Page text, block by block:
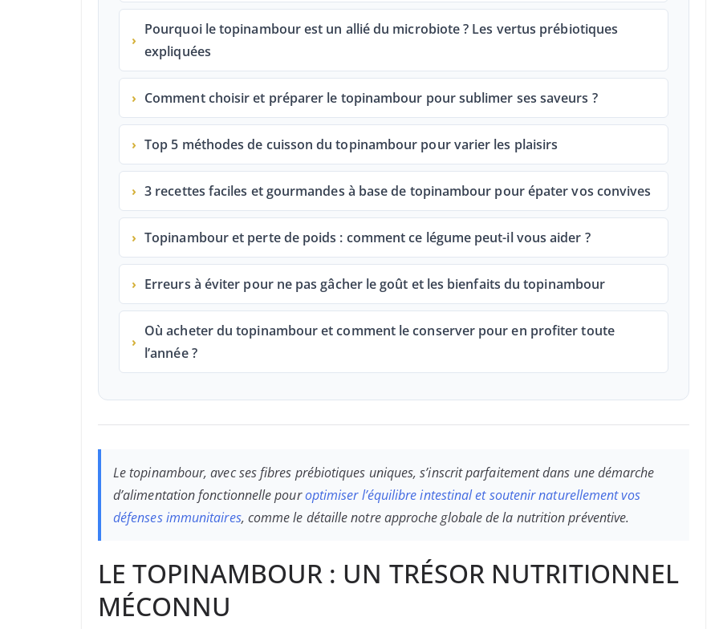
›
Pourquoi le topinambour est un allié du microbiote ? Les vertus prébiotiques
expliquées
› Comment choisir et préparer le topinambour pour sublimer ses saveurs ?
› Top 5 méthodes de cuisson du topinambour pour varier les plaisirs
› 3 recettes faciles et gourmandes à base de topinambour pour épater vos convives
› Topinambour et perte de poids : comment ce légume peut-il vous aider ?
› Erreurs à éviter pour ne pas gâcher le goût et les bienfaits du topinambour
›
Où acheter du topinambour et comment le conserver pour en profiter toute
l’année ?
Le topinambour, avec ses fibres prébiotiques uniques, s’inscrit parfaitement dans une démarche
d’alimentation fonctionnelle pouroptimiser l’équilibre intestinal et soutenir naturellement vos
défenses immunitaires, comme le détaille notre approche globale de la nutrition préventive.
LE TOPINAMBOUR : UN TRÉSOR NUTRITIONNEL
MÉCONNU